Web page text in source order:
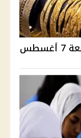
سعر الذهب في مصر اليوم الجمعة 7 أغسطس